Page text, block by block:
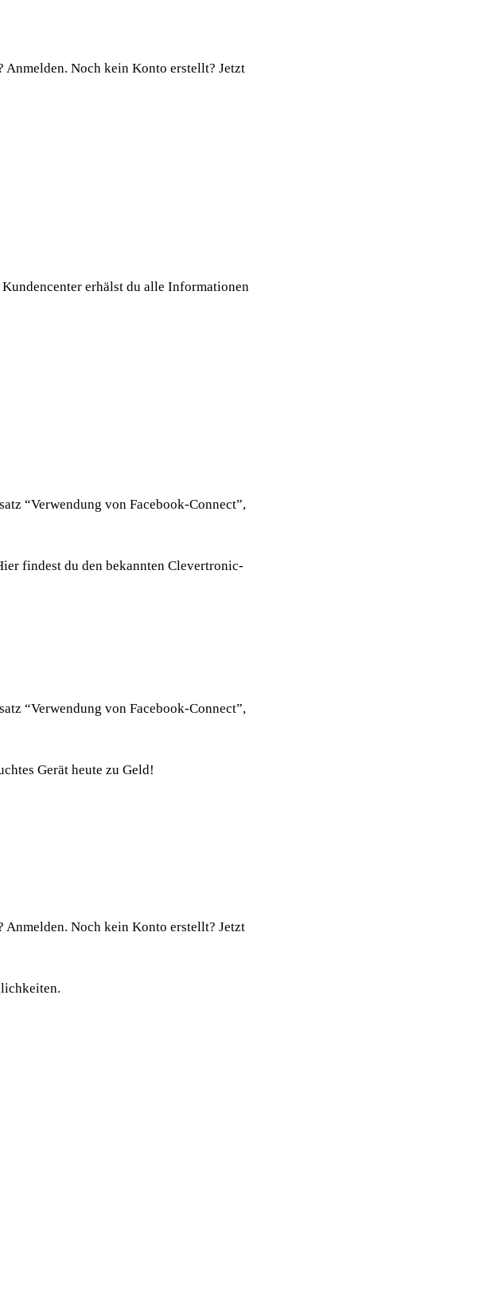
Anmelden. Noch kein Konto erstellt? Jetzt
erhälst du alle Informationen
“Verwendung von Facebook-Connect”,
findest du den bekannten Clevertronic-
“Verwendung von Facebook-Connect”,
Gerät heute zu Geld!
Anmelden. Noch kein Konto erstellt? Jetzt